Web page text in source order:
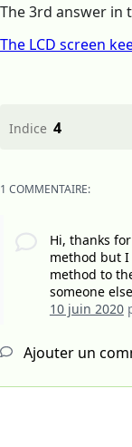
The 3rd answer in
The LCD screen
Indice 4
1 COMMENTAIRE:
Hi, thanks
method but
method to
someone
10 juin 2020
Ajouter un